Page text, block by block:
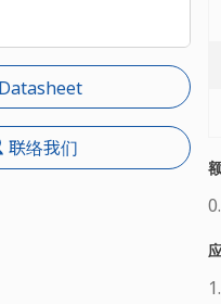
Datasheet
联络我们